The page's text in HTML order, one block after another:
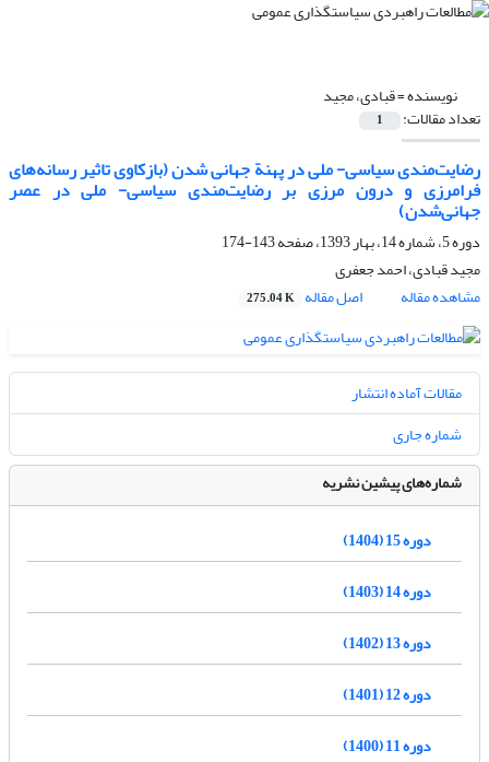
نویسنده =قبادی، مجید
تعداد مقالات: 1
رضایت‌مندی سیاسی- ملی در پهنة جهانی شدن (بازکاوی تاثیر رسانه‌های
فرامرزی و درون مرزی بر رضایت‌مندی سیاسی- ملی در عصر
جهانی‌شدن)
دوره 5، شماره 14، بهار 1393، صفحه
143-174
مجید قبادی، احمد جعفری
مشاهده مقاله
اصل مقاله 275.04 K
مقالات آماده انتشار
شماره جاری
شماره‌های پیشین نشریه
دوره 15 (1404)
دوره 14 (1403)
دوره 13 (1402)
دوره 12 (1401)
دوره 11 (1400)